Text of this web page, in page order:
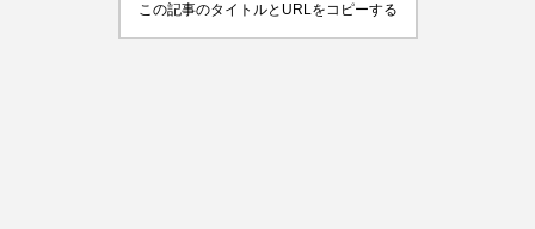
この記事のタイトルとURLをコピーする